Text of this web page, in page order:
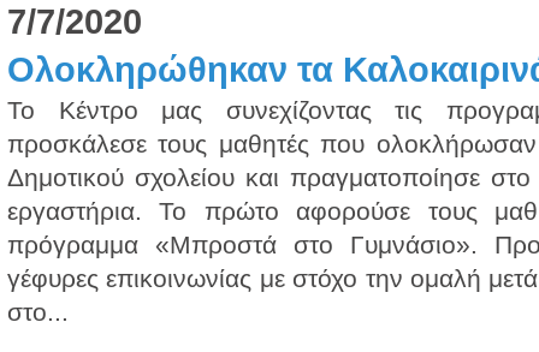
7/7/2020
Ολοκληρώθηκαν τα
Το Κέντρο μας συνεχίζοντας τις
προσκάλεσε τους μαθητές που ολοκλήρωσαν
Δημοτικού σχολείου και πραγματοποίησε
εργαστήρια. Το πρώτο αφορούσε τους
πρόγραμμα «Μπροστά στο Γυμνάσιο».
γέφυρες επικοινωνίας με στόχο την ομαλή
στο...